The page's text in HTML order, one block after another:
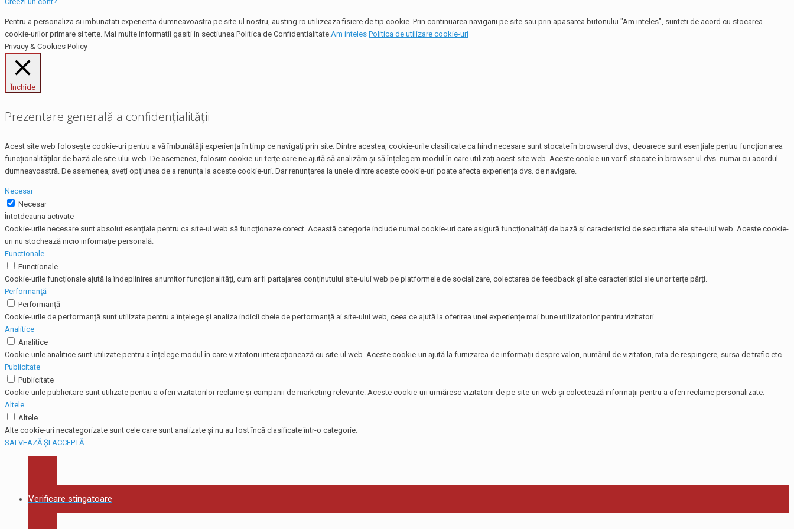
Pentru a personaliza si imbunatati experienta dumneavoastra pe site-ul nostru, austing.ro utilizeaza fisiere de tip cookie. Prin continuarea navigarii pe site sau prin apasarea butonului "Am inteles", sunteti de acord cu stocarea
cookie-urilor primare si terte. Mai multe informatii gasiti in sectiunea Politica de Confidentialitate.Am inteles Politica de utilizare cookie-uri
Privacy & Cookies Policy
Închide
Prezentare generală a confidențialității
Acest site web folosește cookie-uri pentru a vă îmbunătăți experiența în timp ce navigați prin site. Dintre acestea, cookie-urile clasificate ca fiind necesare sunt stocate în browserul dvs., deoarece sunt esențiale pentru funcționarea
funcționalităților de bază ale site-ului web. De asemenea, folosim cookie-uri terțe care ne ajută să analizăm și să înțelegem modul în care utilizați acest site web. Aceste cookie-uri vor fi stocate în browser-ul dvs. numai cu acordul
dumneavoastră. De asemenea, aveți opțiunea de a renunța la aceste cookie-uri. Dar renunțarea la unele dintre aceste cookie-uri poate afecta experiența dvs. de navigare.
Necesar
Necesar
Întotdeauna activate
Cookie-urile necesare sunt absolut esențiale pentru ca site-ul web să funcționeze corect. Această categorie include numai cookie-uri care asigură funcționalități de bază și caracteristici de securitate ale site-ului web. Aceste cookie-
uri nu stochează nicio informație personală.
Functionale
Functionale
Cookie-urile funcționale ajută la îndeplinirea anumitor funcționalități, cum ar fi partajarea conținutului site-ului web pe platformele de socializare, colectarea de feedback și alte caracteristici ale unor terțe părți.
Performanţă
Performanţă
Cookie-urile de performanță sunt utilizate pentru a înțelege și analiza indicii cheie de performanță ai site-ului web, ceea ce ajută la oferirea unei experiențe mai bune utilizatorilor pentru vizitatori.
Analitice
Analitice
Cookie-urile analitice sunt utilizate pentru a înțelege modul în care vizitatorii interacționează cu site-ul web. Aceste cookie-uri ajută la furnizarea de informații despre valori, numărul de vizitatori, rata de respingere, sursa de trafic etc.
Publicitate
Publicitate
Cookie-urile publicitare sunt utilizate pentru a oferi vizitatorilor reclame și campanii de marketing relevante. Aceste cookie-uri urmăresc vizitatorii de pe site-uri web și colectează informații pentru a oferi reclame personalizate.
Altele
Altele
Alte cookie-uri necategorizate sunt cele care sunt analizate și nu au fost încă clasificate într-o categorie.
SALVEAZĂ ȘI ACCEPTĂ
Verificare stingatoare